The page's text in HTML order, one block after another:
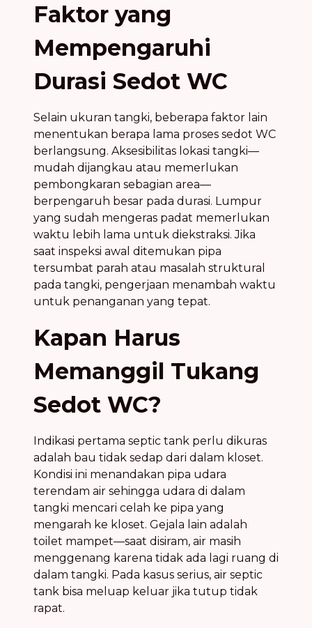
Faktor yang
Mempengaruhi
Durasi Sedot WC
Selain ukuran tangki, beberapa faktor lain
menentukan berapa lama proses sedot WC
berlangsung. Aksesibilitas lokasi tangki—
mudah dijangkau atau memerlukan
pembongkaran sebagian area—
berpengaruh besar pada durasi. Lumpur
yang sudah mengeras padat memerlukan
waktu lebih lama untuk diekstraksi. Jika
saat inspeksi awal ditemukan pipa
tersumbat parah atau masalah struktural
pada tangki, pengerjaan menambah waktu
untuk penanganan yang tepat.
Kapan Harus
Memanggil Tukang
Sedot WC?
Indikasi pertama septic tank perlu dikuras
adalah bau tidak sedap dari dalam kloset.
Kondisi ini menandakan pipa udara
terendam air sehingga udara di dalam
tangki mencari celah ke pipa yang
mengarah ke kloset. Gejala lain adalah
toilet mampet—saat disiram, air masih
menggenang karena tidak ada lagi ruang di
dalam tangki. Pada kasus serius, air septic
tank bisa meluap keluar jika tutup tidak
rapat.